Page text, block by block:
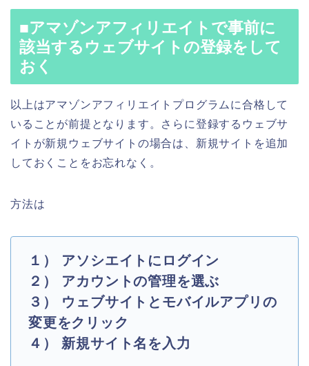
■アマゾンアフィリエイトで事前に
該当するウェブサイトの登録をして
おく
以上はアマゾンアフィリエイトプログラムに合格して
いることが前提となります。さらに登録するウェブサ
イトが新規ウェブサイトの場合は、新規サイトを追加
しておくことをお忘れなく。
方法は
１） アソシエイトにログイン
２） アカウントの管理を選ぶ
３） ウェブサイトとモバイルアプリの
変更をクリック
４） 新規サイト名を入力